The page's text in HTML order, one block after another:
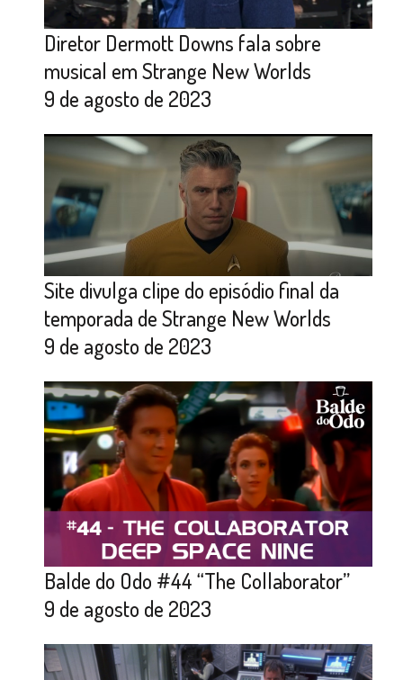
Diretor Dermott Downs fala sobre
musical em Strange New Worlds
9 de agosto de 2023
Site divulga clipe do episódio final da
temporada de Strange New Worlds
9 de agosto de 2023
Balde do Odo #44 “The Collaborator”
9 de agosto de 2023